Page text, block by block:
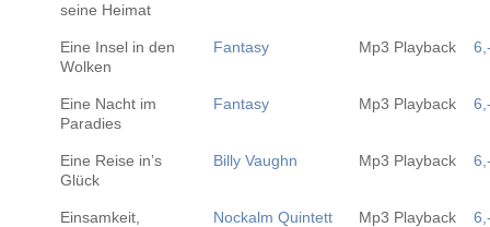
seine Heimat
Eine Insel in den
Wolken
Fantasy Mp3 Playback
Eine Nacht im
Paradies
Fantasy Mp3 Playback
Eine Reise in’s
Glück
Billy Vaughn Mp3 Playback
Einsamkeit,
Nockalm Quintett Mp3 Playback